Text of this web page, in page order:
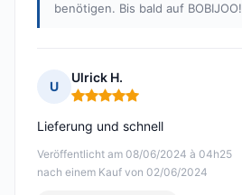
benötigen. Bis bald auf BOBIJOO!
U
Ulrick H.
Hinweis: 5 von 5
Veröffentlicht am 08/06/2024 à 04h25
nach einem Kauf von 02/06/2024
Lieferung und schnell